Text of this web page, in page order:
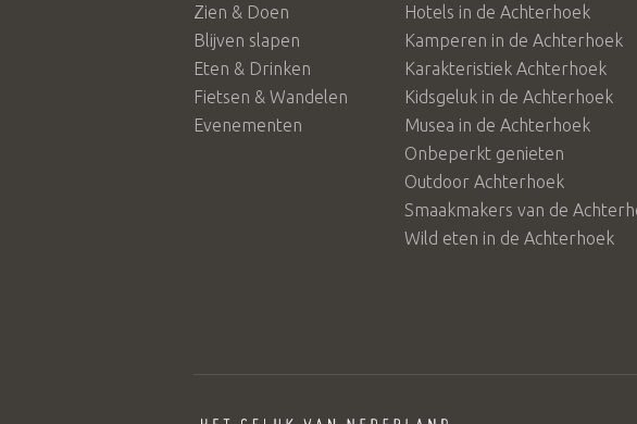
Zien & Doen
Blijven slapen
Eten & Drinken
Fietsen & Wandelen
Evenementen
Hotels in de Achterhoek
Kamperen in de Achterhoek
Karakteristiek Achterhoek
Kidsgeluk in de Achterhoek
Musea in de Achterhoek
Onbeperkt genieten
Outdoor Achterhoek
Smaakmakers van de
Wild eten in de Achterhoek